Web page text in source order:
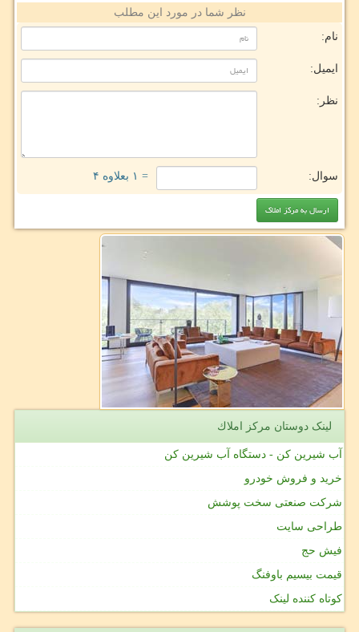
نظر شما در مورد این مطلب
نام:
ایمیل:
نظر:
سوال: = ۱ بعلاوه ۴
لینک دوستان مركز املاك
آب شیرین کن - دستگاه آب شیرین کن
خرید و فروش خودرو
شرکت صنعتی سخت پوشش
طراحی سایت
فیش حج
قیمت بیسیم باوفنگ
کوتاه کننده لینک